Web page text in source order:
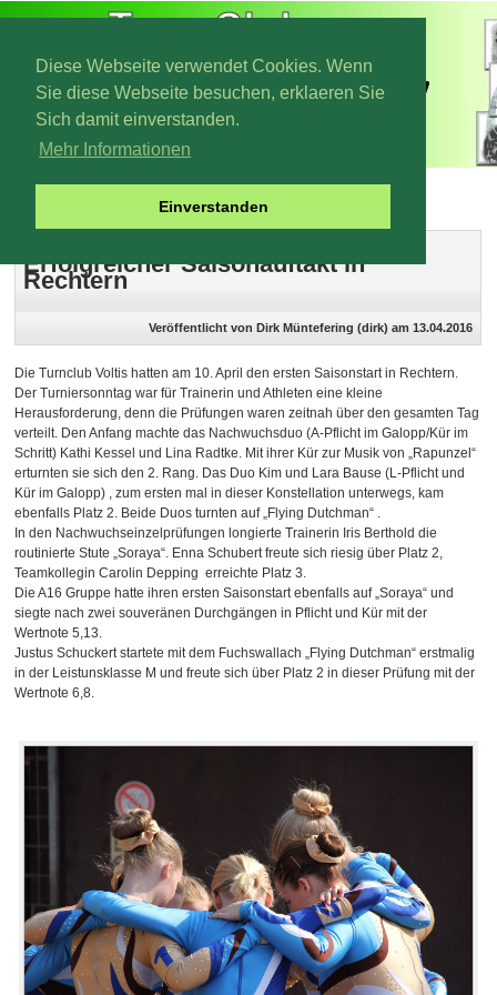
Diese Webseite verwendet Cookies. Wenn
Sie diese Webseite besuchen, erklaeren Sie
Sich damit einverstanden.
Mehr Informationen
Einverstanden
Erfolgreicher Saisonauftakt in
Rechtern
Veröffentlicht von Dirk Müntefering (dirk) am 13.04.2016
Die Turnclub Voltis hatten am 10. April den ersten Saisonstart in Rechtern.
Der Turniersonntag war für Trainerin und Athleten eine kleine
Herausforderung, denn die Prüfungen waren zeitnah über den gesamten Tag
verteilt. Den Anfang machte das Nachwuchsduo (A-Pflicht im Galopp/Kür im
Schritt) Kathi Kessel und Lina Radtke. Mit ihrer Kür zur Musik von „Rapunzel“
erturnten sie sich den 2. Rang. Das Duo Kim und Lara Bause (L-Pflicht und
Kür im Galopp) , zum ersten mal in dieser Konstellation unterwegs, kam
ebenfalls Platz 2. Beide Duos turnten auf „Flying Dutchman“ .
In den Nachwuchseinzelprüfungen longierte Trainerin Iris Berthold die
routinierte Stute „Soraya“. Enna Schubert freute sich riesig über Platz 2,
Teamkollegin Carolin Depping erreichte Platz 3.
Die A16 Gruppe hatte ihren ersten Saisonstart ebenfalls auf „Soraya“ und
siegte nach zwei souveränen Durchgängen in Pflicht und Kür mit der
Wertnote 5,13.
Justus Schuckert startete mit dem Fuchswallach „Flying Dutchman“ erstmalig
in der Leistunsklasse M und freute sich über Platz 2 in dieser Prüfung mit der
Wertnote 6,8.